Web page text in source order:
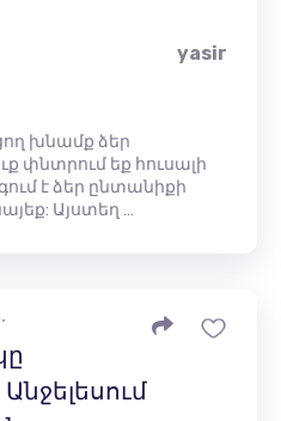
yasir
խնամք ձեր
փնտրում եք հուսալի
է ձեր ընտանիքի
Այստեղ …